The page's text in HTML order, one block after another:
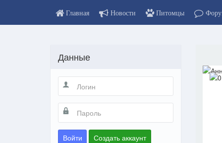
Главная Новости Питомцы
Данные
Войти Создать аккаунт